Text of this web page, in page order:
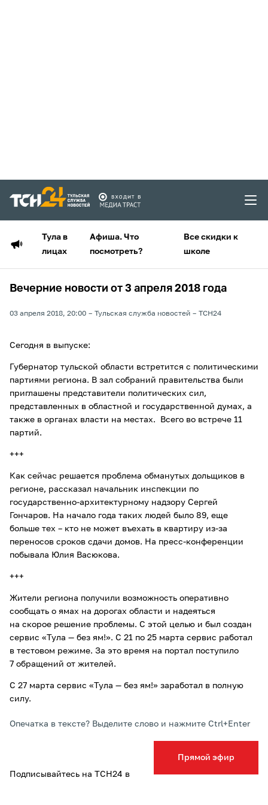
Тула в
лицах
Афиша. Что
посмотреть?
Все скидки к
школе
Прямой эфир
Вечерние новости от 3 апреля 2018 года
03 апреля 2018, 20:00 Тульская служба новостей ТСН24
Сегодня в выпуске:
Губернатор тульской области встретится с политическими
партиями региона. В зал собраний правительства были
приглашены представители политических сил,
представленных в областной и государственной думах, а
также в органах власти на местах. Всего во встрече 11
партий.
+++
Как сейчас решается проблема обманутых дольщиков в
регионе, рассказал начальник инспекции по
государственно-архитектурному надзору Сергей
Гончаров. На начало года таких людей было 89, еще
больше тех – кто не может въехать в квартиру из-за
переносов сроков сдачи домов. На пресс-конференции
побывала Юлия Васюкова.
+++
Жители региона получили возможность оперативно
сообщать о ямах на дорогах области и надеяться
на скорое решение проблемы. С этой целью и был создан
сервис «Тула — без ям!». С 21 по 25 марта сервис работал
в тестовом режиме. За это время на портал поступило
7 обращений от жителей.
С 27 марта сервис «Тула — без ям!» заработал в полную
силу.
Опечатка в тексте? Выделите слово и нажмите Ctrl+Enter
Подписывайтесь на ТСН24 в